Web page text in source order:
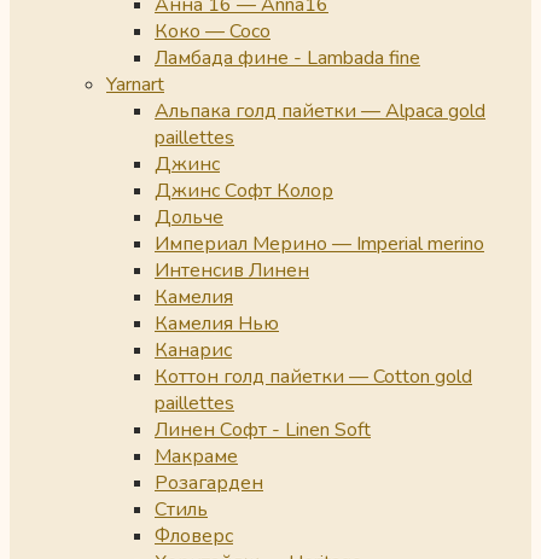
Коко — Coco
Ламбада фине - Lambada fine
Yarnart
Альпака голд пайетки — Alpaca gold
paillettes
Джинс
Джинс Софт Колор
Дольче
Империал Мерино — Imperial merino
Интенсив Линен
Камелия
Камелия Нью
Канарис
Коттон голд пайетки — Cotton gold
paillettes
Линен Софт - Linen Soft
Макраме
Розагарден
Стиль
Фловерс